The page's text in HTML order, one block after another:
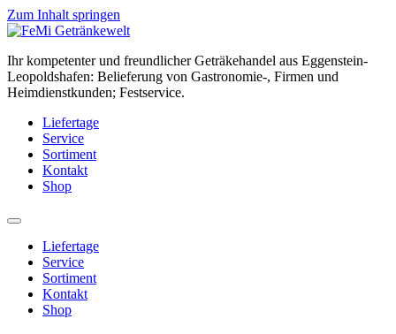
Zum Inhalt springen
Ihr kompetenter und freundlicher Geträkehandel aus Eggenstein-
Leopoldshafen: Belieferung von Gastronomie-, Firmen und
Heimdienstkunden; Festservice.
Liefertage
Service
Sortiment
Kontakt
Shop
Liefertage
Service
Sortiment
Kontakt
Shop